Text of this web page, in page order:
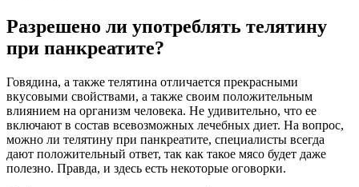
Разрешено ли употреблять телятину
при панкреатите?
Говядина, а также телятина отличается прекрасными
вкусовыми свойствами, а также своим положительным
влиянием на организм человека. Не удивительно, что ее
включают в состав всевозможных лечебных диет. На вопрос,
можно ли телятину при панкреатите, специалисты всегда
дают положительный ответ, так как такое мясо будет даже
полезно. Правда, и здесь есть некоторые оговорки.